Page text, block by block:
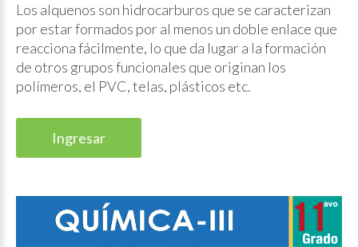
Los alquenos son hidrocarburos que se caracterizan
por estar formados por al menos un doble enlace que
reacciona fácilmente, lo que da lugar a la formación
de otros grupos funcionales que originan los
polímeros, el PVC, telas, plásticos etc.
Ingresar